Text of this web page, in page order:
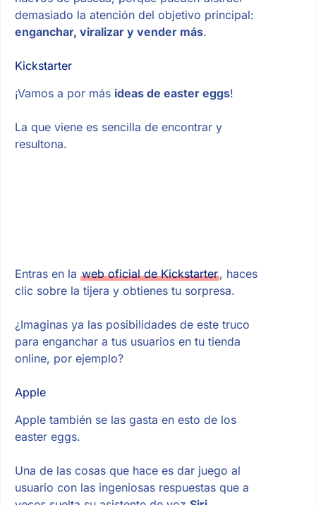
demasiado la atención del objetivo principal:
enganchar, viralizar y vender más.
Kickstarter
¡Vamos a por más ideas de easter eggs!
La que viene es sencilla de encontrar y
resultona.
Entras en la web oficial de Kickstarter, haces
clic sobre la tijera y obtienes tu sorpresa.
¿Imaginas ya las posibilidades de este truco
para enganchar a tus usuarios en tu tienda
online, por ejemplo?
Apple
Apple también se las gasta en esto de los
easter eggs.
Una de las cosas que hace es dar juego al
usuario con las ingeniosas respuestas que a